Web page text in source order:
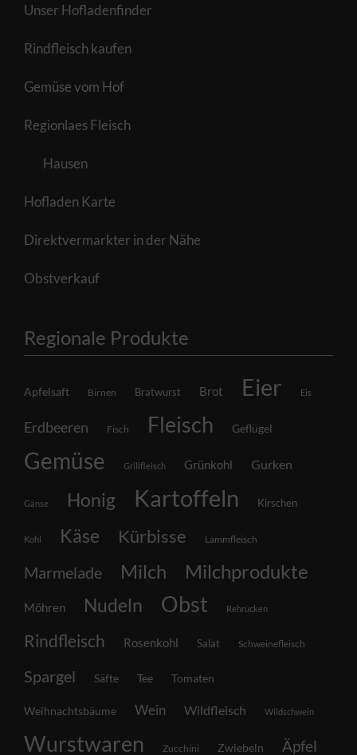
Unser Hofladenfinder
Rindfleisch kaufen
Gemüse vom Hof
Regionlaes Fleisch
Hausen
Hofladen Karte
Direktvermarkter in der Nähe
Obstverkauf
Regionale Produkte
Apfelsaft Birnen Bratwurst Brot Eier Eis
Erdbeeren Fisch Fleisch Geflügel
Gemüse Grillfleisch Grünkohl Gurken
Gänse Honig Kartoffeln Kirschen
Kohl Käse Kürbisse Lammfleisch
Marmelade Milch Milchprodukte
Möhren Nudeln Obst Rehrücken
Rindfleisch Rosenkohl Salat Schweinefleisch
Spargel Säfte Tee Tomaten
Weihnachtsbäume Wein Wildfleisch Wildschwein
Wurstwaren Zucchini Zwiebeln Äpfel